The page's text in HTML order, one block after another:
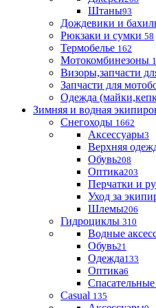
Штаны93
Дождевики и
Рюкзаки и сумки 58
Термобелье 162
Мотокомбинезоны
Визоры,запчасти
Запчасти для
Одежда
Зимняя и водная
Снегоходы 1662
Аксессуары3
Верхняя
Обувь208
Оптика203
Перчатки и
Уход за
Шлемы206
Гидроциклы 310
Водные
Обувь21
Одежда133
Оптика6
Casual 135